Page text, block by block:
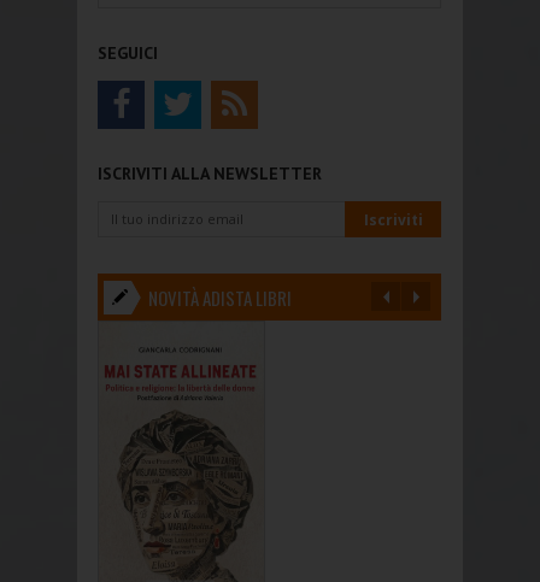
SEGUICI
ISCRIVITI ALLA NEWSLETTER
NOVITÀ ADISTA LIBRI